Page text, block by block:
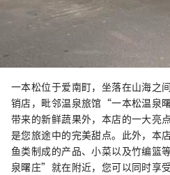
一本松位于爱南町，坐落在山海
销店，毗邻温泉旅馆“一本松温泉
带来的新鲜蔬果外，本店的一大亮
是您旅途中的完美甜点。此外，本
鱼类制成的产品、小菜以及竹编篮
泉曙庄”就在附近，您可以同时享